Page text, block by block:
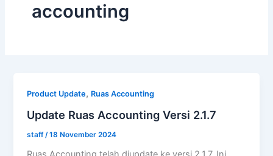
accounting
Product Update, Ruas Accounting
Update Ruas Accounting Versi 2.1.7
staff /18 November 2024